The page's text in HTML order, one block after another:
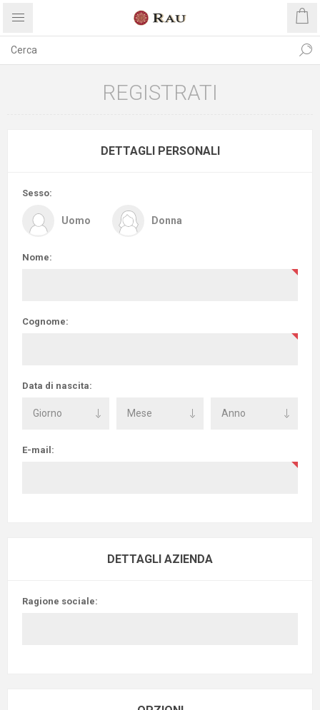
REGISTRATI
DETTAGLI PERSONALI
Sesso:
Uomo Donna
Nome:
Cognome:
Data di nascita:
E-mail:
DETTAGLI AZIENDA
Ragione sociale: